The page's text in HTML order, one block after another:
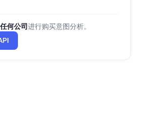
任何公司进行购买意图分析。